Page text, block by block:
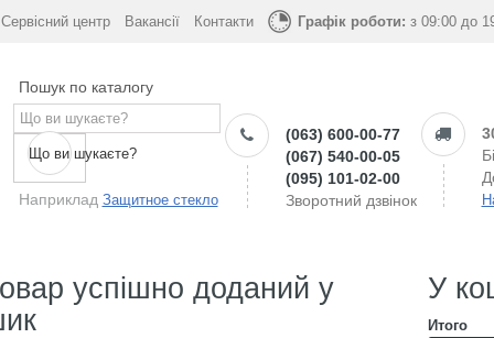
Сервісний центр Вакансії Контакти Графік роботи: з 09:00 до
Пошук по каталогу
Що ви шукаєте?
Наприклад Защитное стекло
(063) 600-00-77
(067) 540-00-05
(095) 101-02-00
Зворотний дзвінок
успішно доданий у
У
Итого